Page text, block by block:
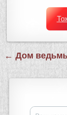
Навигация
по
записям
← Дом